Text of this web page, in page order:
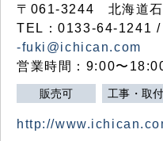
〒061-3244 北海道
TEL：0133-64-1241
-fuki@ichican.com
営業時間：9:00〜
販売可 工事・取
http://